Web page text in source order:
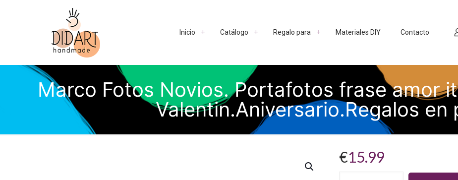
Inicio Catálogo Regalo para Materiales DIY Contacto
Marco Fotos Novios. Portafotos frase amor
Valentin.Aniversario.Regalos en
€15.99